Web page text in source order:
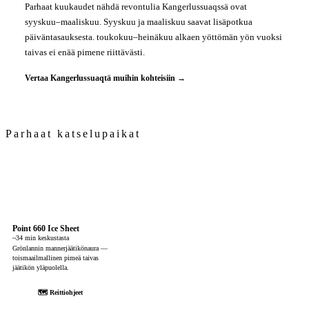
Parhaat kuukaudet nähdä revontulia Kangerlussuaqssä ovat
syyskuu–maaliskuu. Syyskuu ja maaliskuu saavat lisäpotkua
päiväntasauksesta. toukokuu–heinäkuu alkaen yöttömän yön vuoksi
taivas ei enää pimene riittävästi.
Vertaa Kangerlussuaqtä muihin kohteisiin →
Parhaat katselupaikat
Point 660 Ice Sheet
~34 min keskustasta
Grönlannin mannerjäätikönaura —
toismaailmallinen pimeä taivas
jäätikön yläpuolella.
🗺 Reittiohjeet